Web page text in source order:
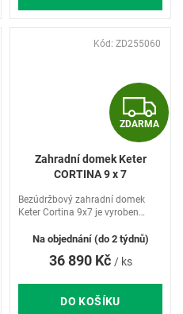
Z
D
ZDARMA
Zahradní domek Keter
CORTINA 9 x 7
36 890 Kč / ks
DO KOŠÍKU
Bezúdržbový zahradní domek
Keter Cortina 9x7 je vyroben
Evotech.
Na objednání (do 2 týdnů)
Kód: ZD255060